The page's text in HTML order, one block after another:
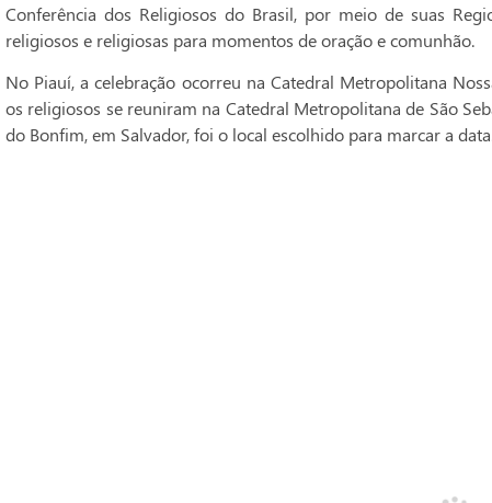
Conferência dos Religiosos do Brasil, por meio de suas
religiosos e religiosas para momentos de oração e comunhão.
No Piauí, a celebração ocorreu na Catedral Metropolitana
os religiosos se reuniram na Catedral Metropolitana de São
do Bonfim, em Salvador, foi o local escolhido para marcar a